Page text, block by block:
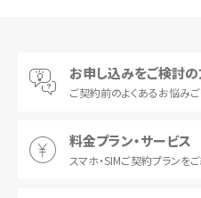
お申し込みをご検討
ご契約前のよくあるお悩み
料金プラン・サービス
スマホ・SIMご契約プランを